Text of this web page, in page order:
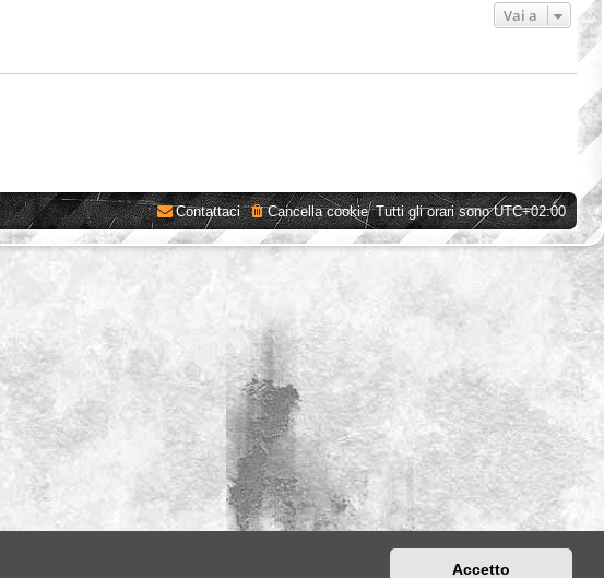
Accetto
Vai a
Tutti gli orari sonoUTC+02:00
Cancella cookie
Contattaci